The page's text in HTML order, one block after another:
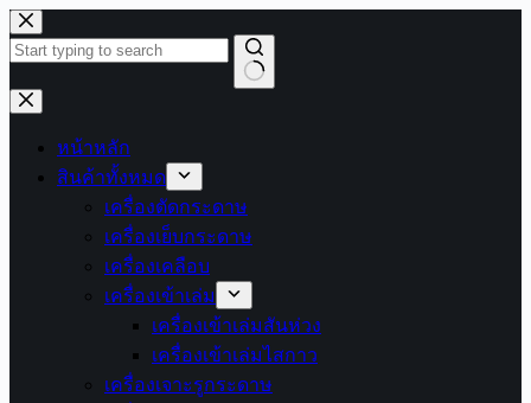
Skip
to
content
No
results
หน้าหลัก
สินค้าทั้งหมด
เครื่องตัดกระดาษ
เครื่องเย็บกระดาษ
เครื่องเคลือบ
เครื่องเข้าเล่ม
เครื่องเข้าเล่มสันห่วง
เครื่องเข้าเล่มไสกาว
เครื่องเจาะรูกระดาษ